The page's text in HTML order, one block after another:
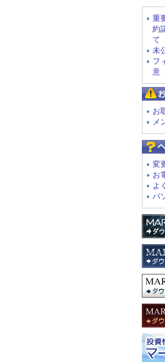
重
約
て
未
フ
意
お
メ
変
お
よ
パ